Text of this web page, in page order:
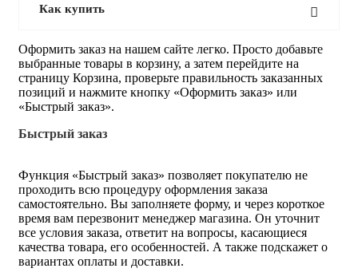
Как купить
Оформить заказ на нашем сайте легко. Просто добавьте
выбранные товары в корзину, а затем перейдите на
страницу Корзина, проверьте правильность заказанных
позиций и нажмите кнопку «Оформить заказ» или
«Быстрый заказ».
Быстрый заказ
Функция «Быстрый заказ» позволяет покупателю не
проходить всю процедуру оформления заказа
самостоятельно. Вы заполняете форму, и через короткое
время вам перезвонит менеджер магазина. Он уточнит
все условия заказа, ответит на вопросы, касающиеся
качества товара, его особенностей. А также подскажет о
вариантах оплаты и доставки.